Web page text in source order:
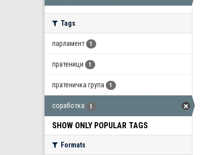
Tags
парламент 1
пратеници 1
пратеничка група 1
соработка 1
SHOW ONLY POPULAR TAGS
Formats